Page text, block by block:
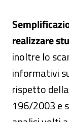
realizzare
inoltre lo
informativi
rispetto
196/2003 e